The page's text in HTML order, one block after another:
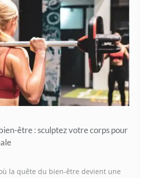
être : sculptez votre corps pour
la quête du bien-être devient une